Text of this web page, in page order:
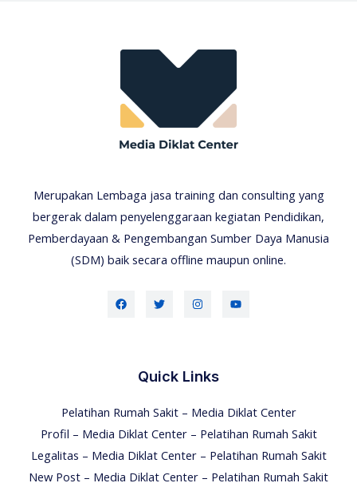
Merupakan Lembaga jasa training dan consulting yang
bergerak dalam penyelenggaraan kegiatan Pendidikan,
Pemberdayaan & Pengembangan Sumber Daya Manusia
(SDM) baik secara offline maupun online.
Quick Links
Pelatihan Rumah Sakit – Media Diklat Center
Profil – Media Diklat Center – Pelatihan Rumah Sakit
Legalitas – Media Diklat Center – Pelatihan Rumah Sakit
New Post – Media Diklat Center – Pelatihan Rumah Sakit